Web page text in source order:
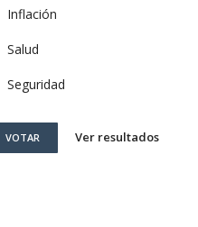
Inflación
Salud
Seguridad
VOTAR Ver resultados